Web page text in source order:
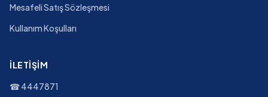
Mesafeli Satış Sözleşmesi
Kullanım Koşulları
İLETIŞIM
☎4447871